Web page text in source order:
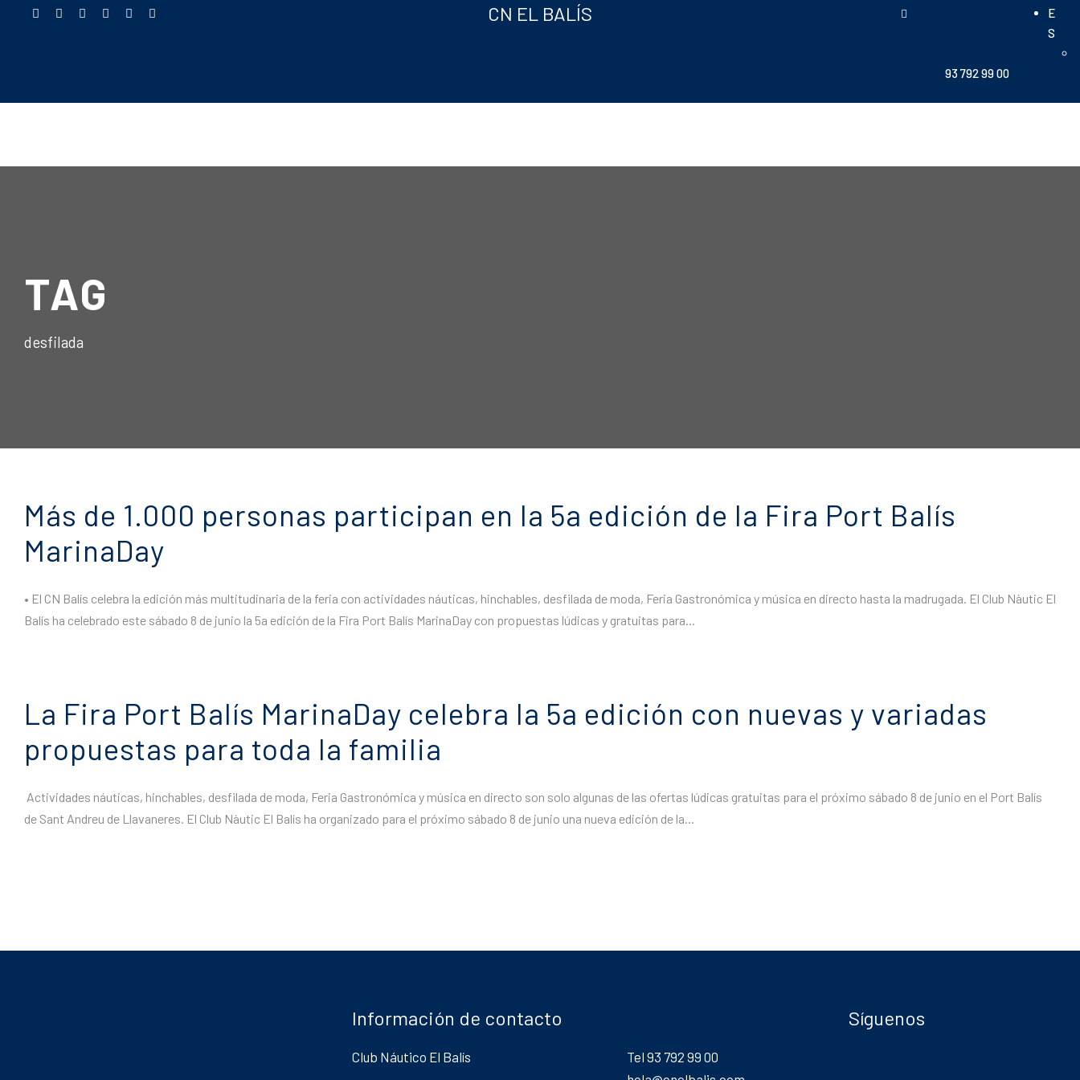
CN EL BALÍS
93 792 99 00
E
S
TAG
desfilada
Más de 1.000 personas participan en la 5a edición de la Fira Port Balís
MarinaDay
• El CN Balís celebra la edición más multitudinaria de la feria con actividades náuticas, hinchables, desfilada de moda, Feria Gastronómica y música en directo hasta la madrugada. El Club Nàutic El
Balís ha celebrado este sábado 8 de junio la 5a edición de la Fira Port Balís MarinaDay con propuestas lúdicas y gratuitas para...
La Fira Port Balís MarinaDay celebra la 5a edición con nuevas y variadas
propuestas para toda la familia
Actividades náuticas, hinchables, desfilada de moda, Feria Gastronómica y música en directo son solo algunas de las ofertas lúdicas gratuitas para el próximo sábado 8 de junio en el Port Balís
de Sant Andreu de Llavaneres. El Club Nàutic El Balís ha organizado para el próximo sábado 8 de junio una nueva edición de la...
Información de contacto
Club Náutico El Balís
Tel 93 792 99 00
Síguenos